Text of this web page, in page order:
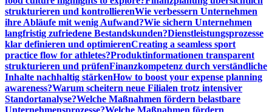
strukturieren und kontrollierenWie verbessern Unternehmen
ihre Abläufe mit wenig Aufwand?Wie sichern Unternehmen
langfristig zufriedene Bestandskunden?Dienstleistungsprozesse
klar definieren und optimierenCreating a seamless sport
practice flow for athletes?Produktinformationen transparent
strukturieren und prüfenFinanzkompetenz durch verständliche
Inhalte nachhaltig stärkenHow to boost your expense planning
awareness?Warum scheitern neue Filialen trotz intensiver
Standortanalyse?Welche Maßnahmen fördern belastbare
Unternehmensprozesse?Welche Maßnahmen fördern